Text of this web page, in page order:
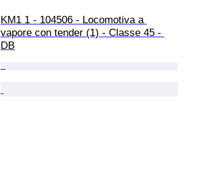
KM1 1 - 104506 - Locomotiva a
vapore con tender (1) - Classe 45 -
DB